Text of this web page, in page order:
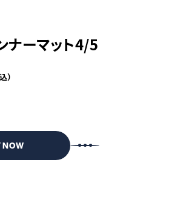
CONTACT
ナーマット4/5
）
NOW